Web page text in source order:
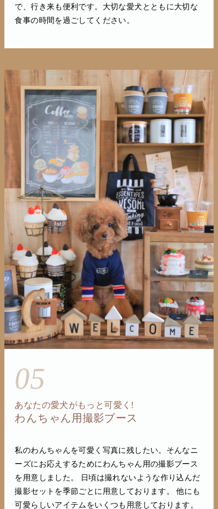
で、行き来も便利です。大切な愛犬とともに大切な
食事の時間を過ごしてください。
05
あなたの愛犬がもっと可愛く!
わんちゃん用撮影ブース
私のわんちゃんを可愛く写真に残したい。そんなニ
ーズにお応えするためにわんちゃん用の撮影ブース
を用意しました。 日頃は撮れないような作り込んだ
撮影セットを季節ごとに用意しております。 他にも
可愛らしいアイテムをいくつも用意しております。